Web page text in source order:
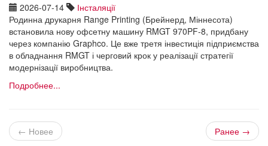
2026-07-14
Інсталяції
Родинна друкарня Range Printing (Брейнерд, Міннесота)
встановила нову офсетну машину RMGT 970PF-8, придбану
через компанію Graphco. Це вже третя інвестиція підприємства
в обладнання RMGT і черговий крок у реалізації стратегії
модернізації виробництва.
Подробнее...
← Новее Ранее →